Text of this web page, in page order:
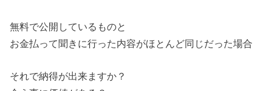
無料で公開しているものと
お金払って聞きに行った内容がほとんど同じだった場合
それで納得が出来ますか？